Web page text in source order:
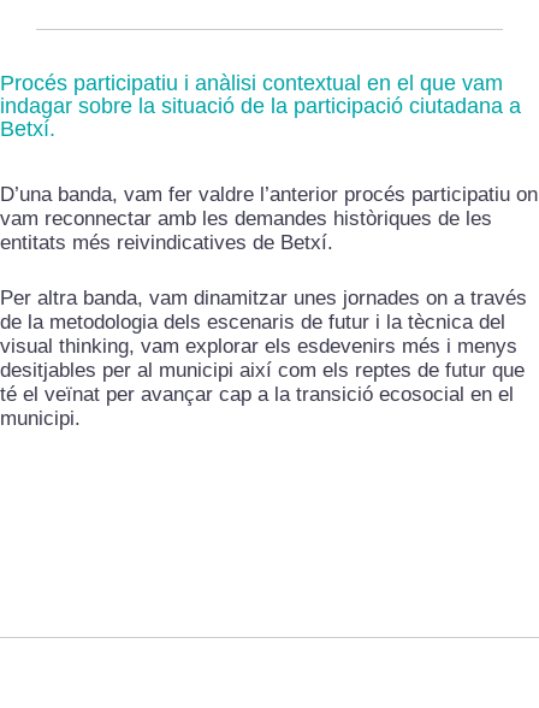
Procés participatiu i anàlisi contextual en el que vam
indagar sobre la situació de la participació ciutadana a
Betxí.
D’una banda, vam fer valdre l’anterior procés participatiu on
vam reconnectar amb les demandes històriques de les
entitats més reivindicatives de Betxí.
Per altra banda, vam dinamitzar unes jornades on a través
de la metodologia dels escenaris de futur i la tècnica del
visual thinking, vam explorar els esdevenirs més i menys
desitjables per al municipi així com els reptes de futur que
té el veïnat per avançar cap a la transició ecosocial en el
municipi.